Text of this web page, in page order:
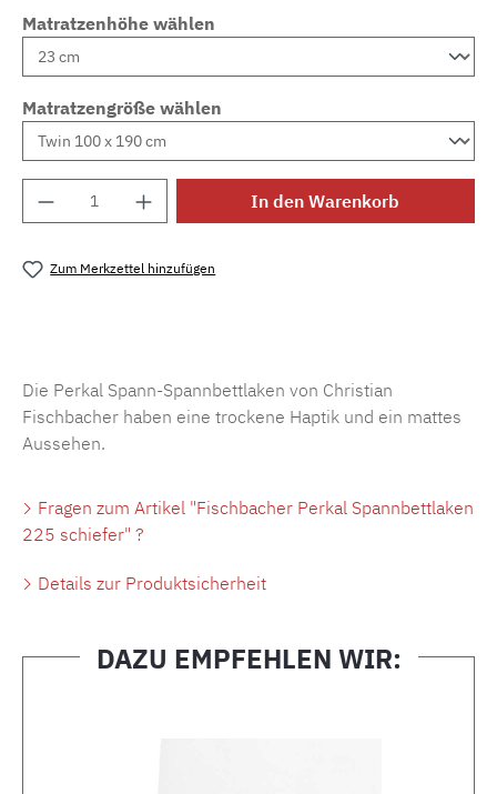
Matratzenhöhe wählen
Matratzengröße wählen
Produkt Anzahl: Gib den gewünschten
In den Warenkorb
Zum Merkzettel hinzufügen
Die Perkal Spann-Spannbettlaken von Christian
Fischbacher haben eine trockene Haptik und ein mattes
Aussehen.
Fragen zum Artikel "Fischbacher Perkal Spannbettlaken
225 schiefer" ?
Details zur Produktsicherheit
DAZU EMPFEHLEN WIR: